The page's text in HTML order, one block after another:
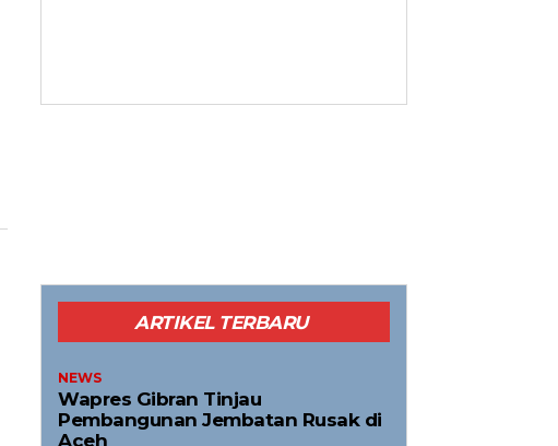
ARTIKEL TERBARU
NEWS
Wapres Gibran Tinjau
Pembangunan Jembatan Rusak di
Aceh